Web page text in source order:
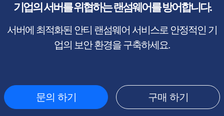
기업의 서버를 위협하는 랜섬웨어를 방어합니다.
서버에 최적화된 안티 랜섬웨어 서비스로 안정적인 기
업의 보안 환경을 구축하세요.
문의 하기 구매 하기